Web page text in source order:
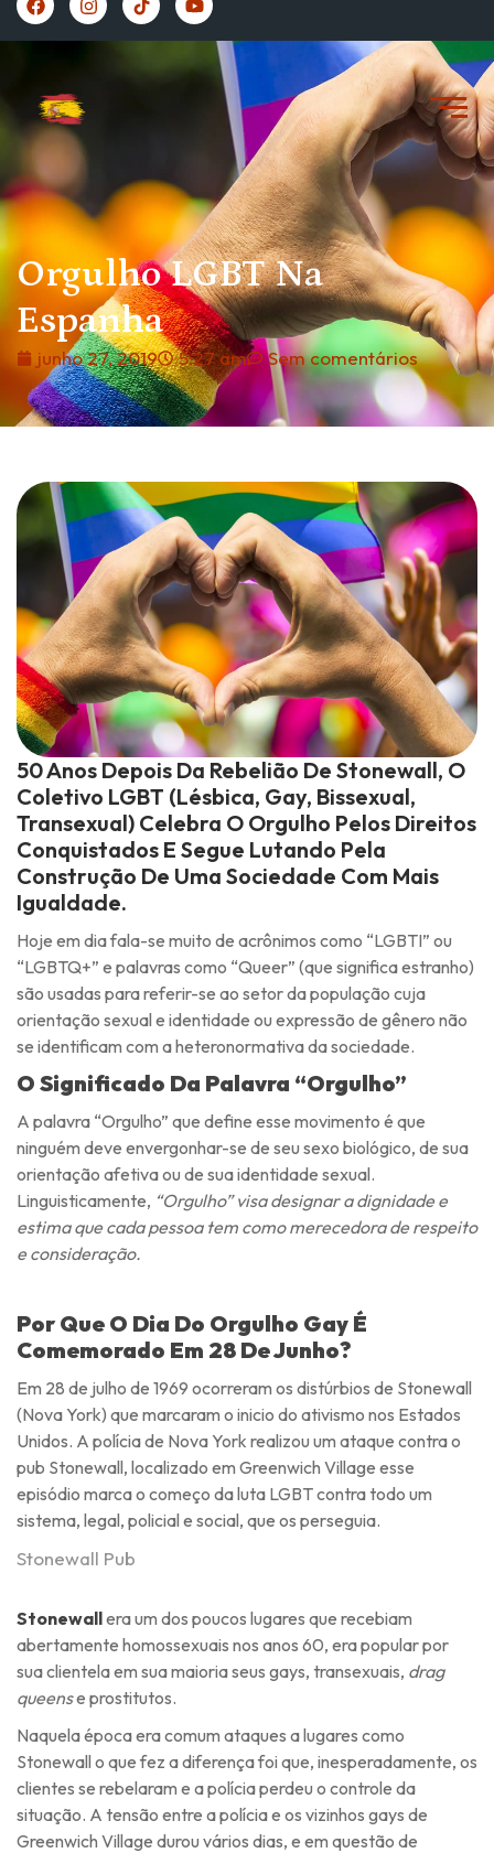
https://vivernaespanha.com/
Orgulho LGBT Na
Espanha
junho 27, 2019 5:27 am Sem comentários
50 Anos Depois Da Rebelião De Stonewall, O
Coletivo LGBT (Lésbica, Gay, Bissexual,
Transexual) Celebra O Orgulho Pelos Direitos
Conquistados E Segue Lutando Pela
Construção De Uma Sociedade Com Mais
Igualdade.
Hoje em dia fala-se muito de acrônimos como “LGBTI” ou
“LGBTQ+” e palavras como “Queer” (que significa estranho)
são usadas para referir-se ao setor da população cuja
orientação sexual e identidade ou expressão de gênero não
se identificam com a heteronormativa da sociedade.
O Significado Da Palavra “orgulho”
A palavra “Orgulho” que define esse movimento é que
ninguém deve envergonhar-se de seu sexo biológico, de sua
orientação afetiva ou de sua identidade sexual.
Linguisticamente, “Orgulho” visa designar a dignidade e
estima que cada pessoa tem como merecedora de respeito
e consideração.
Por Que O Dia Do Orgulho Gay É
Comemorado Em 28 De Junho?
Em 28 de julho de 1969 ocorreram os distúrbios de Stonewall
(Nova York) que marcaram o inicio do ativismo nos Estados
Unidos. A polícia de Nova York realizou um ataque contra o
pub Stonewall, localizado em Greenwich Village esse
episódio marca o começo da luta LGBT contra todo um
sistema, legal, policial e social, que os perseguia.
Stonewall Pub
Stonewallera um dos poucos lugares que recebiam
abertamente homossexuais nos anos 60, era popular por
sua clientela em sua maioria seus gays, transexuais, drag
queense prostitutos.
Naquela época era comum ataques a lugares como
Stonewall o que fez a diferença foi que, inesperadamente, os
clientes se rebelaram e a polícia perdeu o controle da
situação. A tensão entre a polícia e os vizinhos gays de
Greenwich Village durou vários dias, e em questão de